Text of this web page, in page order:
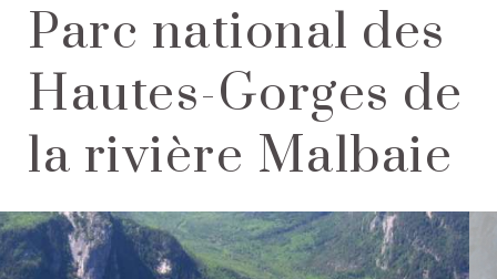
Parc national des
Hautes-Gorges de
la rivière Malbaie